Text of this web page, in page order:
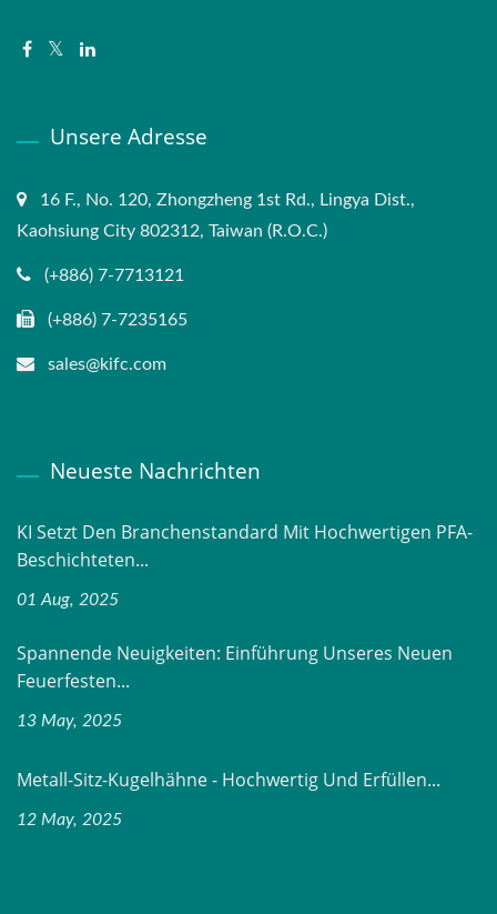
Unsere Adresse
16 F., No. 120, Zhongzheng 1st Rd., Lingya Dist.,
Kaohsiung City 802312, Taiwan (R.O.C.)
(+886) 7-7713121
(+886) 7-7235165
sales@kifc.com
Neueste Nachrichten
KI Setzt Den Branchenstandard Mit Hochwertigen PFA-
Beschichteten...
01 Aug, 2025
Spannende Neuigkeiten: Einführung Unseres Neuen
Feuerfesten...
13 May, 2025
Metall-Sitz-Kugelhähne - Hochwertig Und Erfüllen...
12 May, 2025